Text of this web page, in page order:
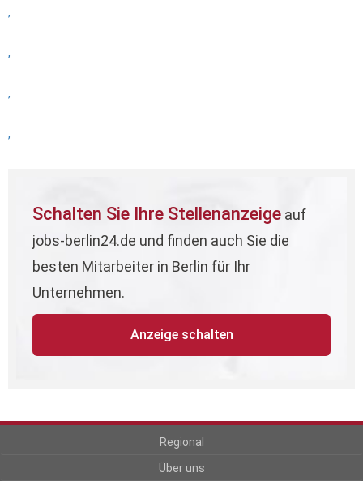
,
,
,
,
Schalten Sie Ihre Stellenanzeige auf
jobs-berlin24.de und finden auch Sie die
besten Mitarbeiter in Berlin für Ihr
Unternehmen.
Anzeige schalten
Regional
Über uns